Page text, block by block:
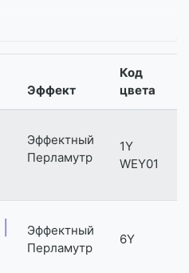
Эффект
Код
цвета
Эффектный
Перламутр
1Y
WEY01
Эффектный
Перламутр
6Y